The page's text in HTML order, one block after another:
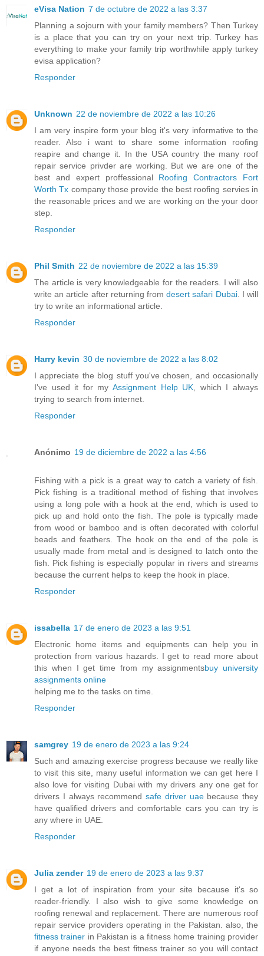
eVisa Nation 7 de octubre de 2022 a las 3:37
Planning a sojourn with your family members? Then Turkey
is a place that you can try on your next trip. Turkey has
everything to make your family trip worthwhile apply turkey
evisa application?
Responder
Unknown 22 de noviembre de 2022 a las 10:26
I am very inspire form your blog it's very informative to the
reader. Also i want to share some information roofing
reapire and change it. In the USA country the many roof
repair service privder are working. But we are one of the
best and expert proffessional Roofing Contractors Fort
Worth Tx company those provide the best roofing servies in
the reasonable prices and we are working on the your door
step.
Responder
Phil Smith 22 de noviembre de 2022 a las 15:39
The article is very knowledgeable for the readers. I will also
write an article after returning fromdesert safari Dubai. I will
try to write an informational article.
Responder
Harry kevin 30 de noviembre de 2022 a las 8:02
I appreciate the blog stuff you've chosen, and occasionally
I've used it for my Assignment Help UK , which I always
trying to search from internet.
Responder
Anónimo 19 de diciembre de 2022 a las 4:56
Fishing with a pick is a great way to catch a variety of fish.
Pick fishing is a traditional method of fishing that involves
using a long pole with a hook at the end, which is used to
pick up and hold onto the fish. The pole is typically made
from wood or bamboo and is often decorated with colorful
beads and feathers. The hook on the end of the pole is
usually made from metal and is designed to latch onto the
fish. Pick fishing is especially popular in rivers and streams
because the current helps to keep the hook in place.
Responder
issabella 17 de enero de 2023 a las 9:51
Electronic home items and equipments can help you in
protection from various hazards. I get to read more about
this when I get time from my assignmentsbuy university
assignments online
helping me to the tasks on time.
Responder
samgrey 19 de enero de 2023 a las 9:24
Such and amazing exercise progress because we really like
to visit this site, many useful information we can get here I
also love for visiting Dubai with my drivers any one get for
drivers I always recommend safe driver uaebecause they
have qualified drivers and comfortable cars you can try is
any where in UAE.
Responder
Julia zender 19 de enero de 2023 a las 9:37
I get a lot of inspiration from your site because it's so
reader-friendly. I also wish to give some knowledge on
roofing renewal and replacement. There are numerous roof
repair service providers operating in the Pakistan. also, the
fitness trainer in Pakistan is a fitness home training provider
if anyone needs the best fitness trainer so you will contact